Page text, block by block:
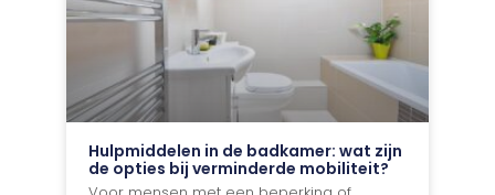
Hulpmiddelen in de badkamer: wat zijn
de opties bij verminderde mobiliteit?